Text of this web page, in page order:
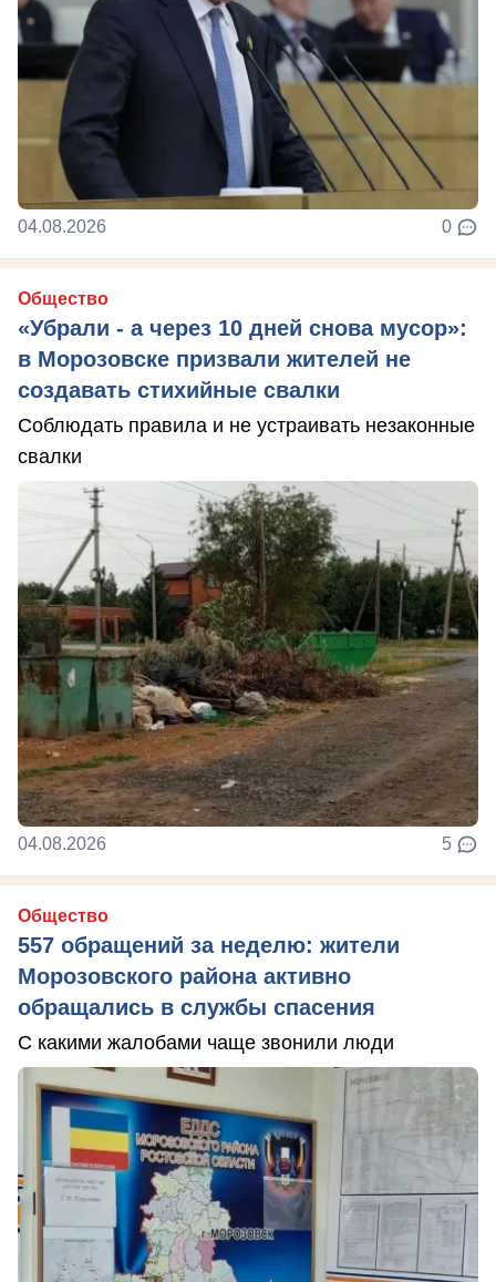
04.08.2026 0
Общество
«Убрали - а через 10 дней снова мусор»:
в Морозовске призвали жителей не
создавать стихийные свалки
Соблюдать правила и не устраивать незаконные
свалки
04.08.2026 5
Общество
557 обращений за неделю: жители
Морозовского района активно
обращались в службы спасения
С какими жалобами чаще звонили люди